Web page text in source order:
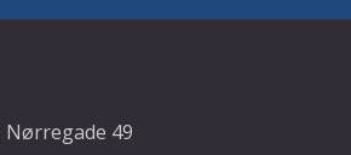
Nørregade 49